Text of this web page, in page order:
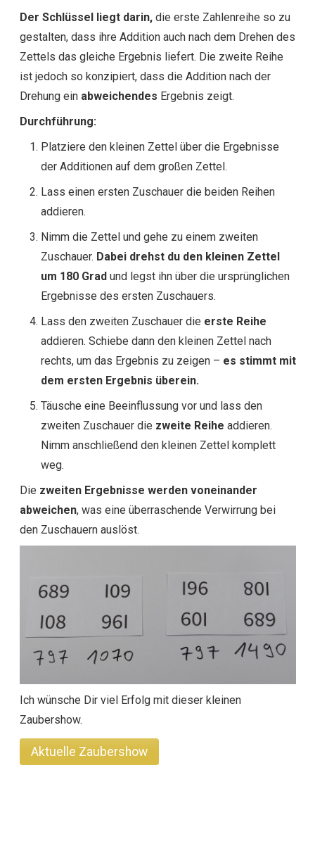
Der Schlüssel liegt darin,die erste Zahlenreihe so zu
gestalten, dass ihre Addition auch nach dem Drehen des
Zettels das gleiche Ergebnis liefert. Die zweite Reihe
ist jedoch so konzipiert, dass die Addition nach der
Drehung ein abweichendes Ergebnis zeigt.
Durchführung:
Platziere den kleinen Zettel über die Ergebnisse
der Additionen auf dem großen Zettel.
Lass einen ersten Zuschauer die beiden Reihen
addieren.
Nimm die Zettel und gehe zu einem zweiten
Zuschauer. Dabei drehst du den kleinen Zettel
um 180 Gradund legst ihn über die ursprünglichen
Ergebnisse des ersten Zuschauers.
Lass den zweiten Zuschauer die erste Reihe
addieren. Schiebe dann den kleinen Zettel nach
rechts, um das Ergebnis zu zeigen – es stimmt mit
dem ersten Ergebnis überein.
Täusche eine Beeinflussung vor und lass den
zweiten Zuschauer die zweite Reihe addieren.
Nimm anschließend den kleinen Zettel komplett
weg.
Die zweiten Ergebnisse werden voneinander
abweichen, was eine überraschende Verwirrung bei
den Zuschauern auslöst.
Ich wünsche Dir viel Erfolg mit dieser kleinen
Zaubershow.
Aktuelle Zaubershow